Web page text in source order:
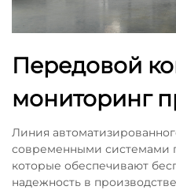
Передовой
мониторинг
Линия
современными системами
которые обеспечивают
надежность в